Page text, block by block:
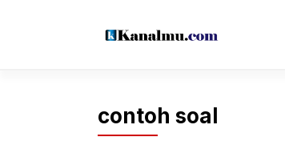
contoh soal